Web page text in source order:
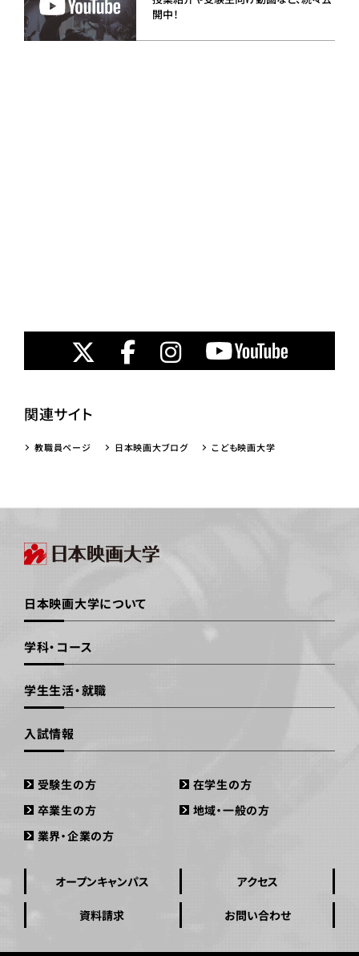
開中！
関連サイト
教職員ページ 日本映画大ブログ こども映画大学
日本映画大学について
学科・コース
学生生活・就職
入試情報
受験生の方
在学生の方
卒業生の方
地域・一般の方
業界・企業の方
オープンキャンパス アクセス
資料請求 お問い合わせ